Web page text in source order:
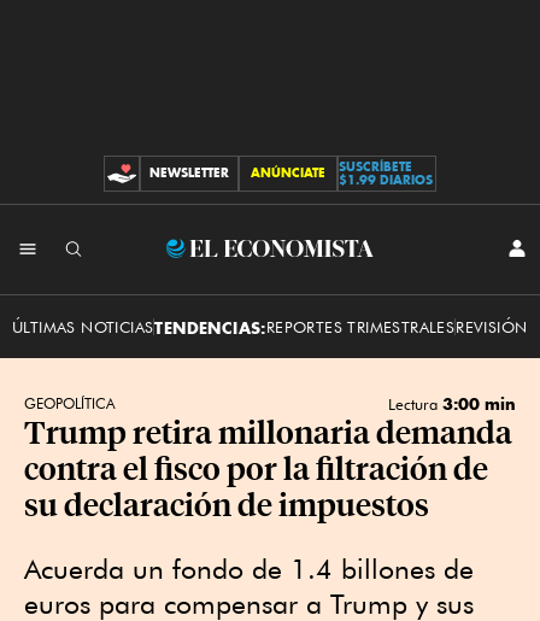
CONTRIBUCIONES
NEWSLETTER ANÚNCIATE
SUSCRÍBETE
$1.99 DIARIOS
El
ÚLTIMAS NOTICIASTENDENCIAS:REPORTES TRIMESTRALESREVISIÓN
GEOPOLÍTICA Lectura 3:00 min
Trump retira millonaria demanda
contra el fisco por la filtración de
su declaración de impuestos
Acuerda un fondo de 1.4 billones de
euros para compensar a Trump y sus